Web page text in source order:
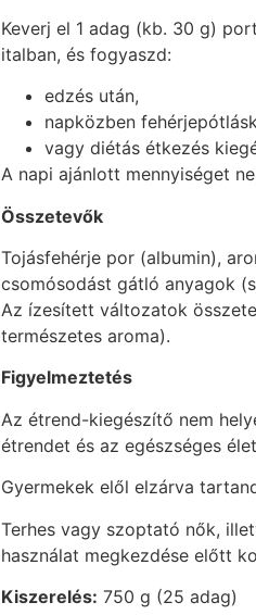
Keverj el 1 adag (kb. 30 g)
italban, és fogyaszd:
edzés után,
napközben
vagy diétás étkezés
A napi ajánlott mennyiséget
Összetevők
Tojásfehérje por (albumin),
csomósodást gátló anyagok
Az ízesített változatok
természetes aroma).
Figyelmeztetés
Az étrend-kiegészítő nem
étrendet és az egészséges
Gyermekek elől elzárva
Terhes vagy szoptató nők,
használat megkezdése előtt
Kiszerelés: 750 g (25 adag)